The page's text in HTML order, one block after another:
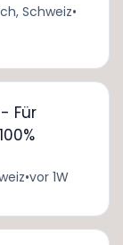
Schweiz•
Für
•vor 1W